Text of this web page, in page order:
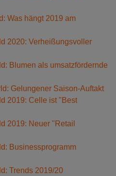
Was hängt 2019 am
2020: Verheißungsvoller
Blumen als umsatzfördernde
Gelungener Saison-Auftakt
2019: Celle ist "Best
2019: Neuer "Retail
Businessprogramm
Trends 2019/20